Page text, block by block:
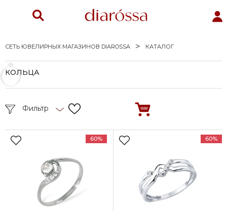
СЕТЬ ЮВЕЛИРНЫХ МАГАЗИНОВ DIAROSSA КАТАЛОГ
КОЛЬЦА
Фильтр
60% 60%